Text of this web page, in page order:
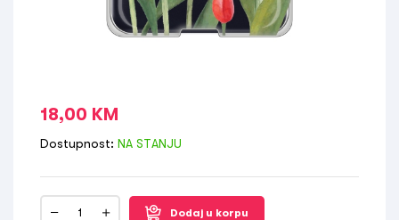
18,00 KM
Dostupnost: NA STANJU
Dodaj u korpu